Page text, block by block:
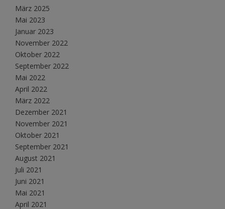
März 2025
Mai 2023
Januar 2023
November 2022
Oktober 2022
September 2022
Mai 2022
April 2022
März 2022
Dezember 2021
November 2021
Oktober 2021
September 2021
August 2021
Juli 2021
Juni 2021
Mai 2021
April 2021